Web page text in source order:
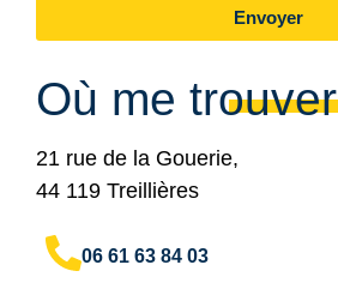
Envoyer
Où me trouver
21 rue de la Gouerie,
44 119 Treillières
06 61 63 84 03